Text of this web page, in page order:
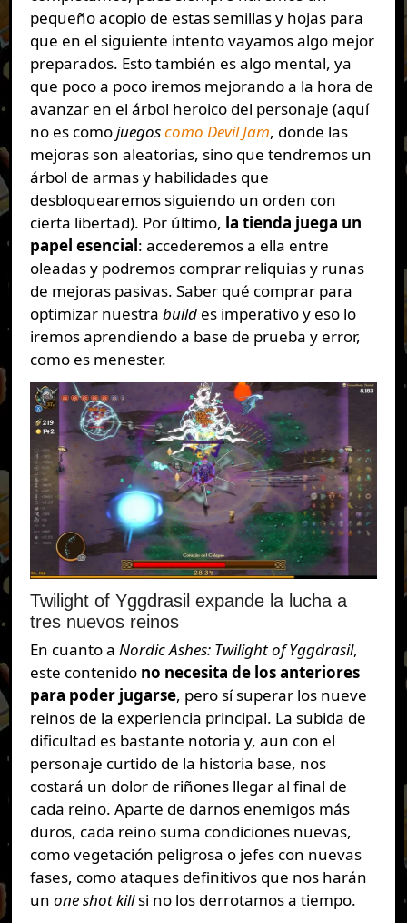
pequeño acopio de estas semillas y hojas para
que en el siguiente intento vayamos algo mejor
preparados. Esto también es algo mental, ya
que poco a poco iremos mejorando a la hora de
avanzar en el árbol heroico del personaje (aquí
no es comojuegoscomo Devil Jam, donde las
mejoras son aleatorias, sino que tendremos un
árbol de armas y habilidades que
desbloquearemos siguiendo un orden con
cierta libertad). Por último, la tienda juega un
papel esencial: accederemos a ella entre
oleadas y podremos comprar reliquias y runas
de mejoras pasivas. Saber qué comprar para
optimizar nuestra buildes imperativo y eso lo
iremos aprendiendo a base de prueba y error,
como es menester.
Twilight of Yggdrasil expande la lucha a
tres nuevos reinos
En cuanto a Nordic Ashes: Twilight of Yggdrasil,
este contenido no necesita de los anteriores
para poder jugarse, pero sí superar los nueve
reinos de la experiencia principal. La subida de
dificultad es bastante notoria y, aun con el
personaje curtido de la historia base, nos
costará un dolor de riñones llegar al final de
cada reino. Aparte de darnos enemigos más
duros, cada reino suma condiciones nuevas,
como vegetación peligrosa o jefes con nuevas
fases, como ataques definitivos que nos harán
un one shot killsi no los derrotamos a tiempo.